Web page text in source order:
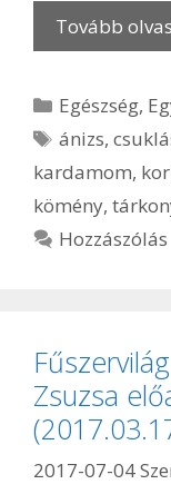
Tovább
Kategória
Egészség,
Címkék
ánizs,
kardamom,
kömény,
Hozzászólás
Zsuzsa
2017-07-04